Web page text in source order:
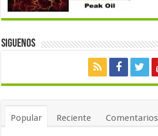
Siguenos
Popular Reciente Comentarios